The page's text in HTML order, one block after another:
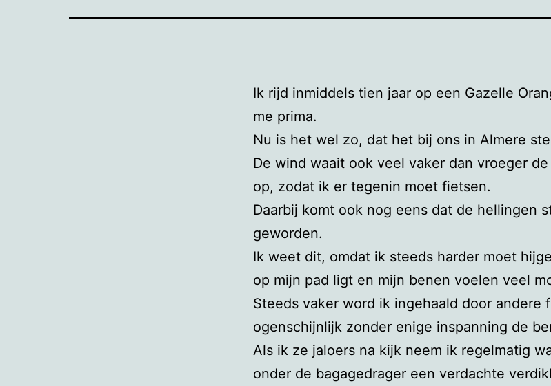
Ik rijd inmiddels tien jaar op een Gazelle
me prima.
Nu is het wel zo, dat het bij ons in Almere
De wind waait ook veel vaker dan vroeger
op, zodat ik er tegenin moet fietsen.
Daarbij komt ook nog eens dat de hellingen
geworden.
Ik weet dit, omdat ik steeds harder moet
op mijn pad ligt en mijn benen voelen veel
Steeds vaker word ik ingehaald door andere
ogenschijnlijk zonder enige inspanning de
Als ik ze jaloers na kijk neem ik regelmatig
onder de bagagedrager een verdachte